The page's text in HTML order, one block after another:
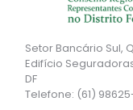
Setor Bancário Sul,
Edifício Seguradoras
DF
Telefone: (61)